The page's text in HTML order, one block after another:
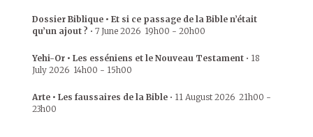
Dossier Biblique • Et si ce passage de la Bible n’était
qu’un ajout ? • 7 June 2026 19h00 - 20h00
Yehi-Or • Les esséniens et le Nouveau Testament • 18
July 2026 14h00 - 15h00
Arte • Les faussaires de la Bible • 11 August 2026 21h00 -
23h00